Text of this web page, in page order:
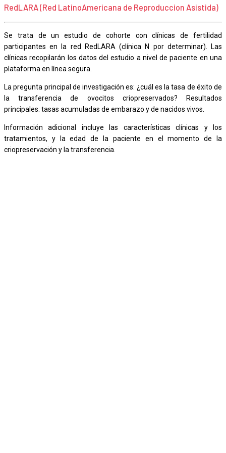
RedLARA (Red LatinoAmericana de Reproduccion Asistida)
Se trata de un estudio de cohorte con clínicas de fertilidad
participantes en la red RedLARA (clínica N por determinar). Las
clínicas recopilarán los datos del estudio a nivel de paciente en una
plataforma en línea segura.
La pregunta principal de investigación es: ¿cuál es la tasa de éxito de
la transferencia de ovocitos criopreservados? Resultados
principales: tasas acumuladas de embarazo y de nacidos vivos.
Información adicional incluye las características clínicas y los
tratamientos, y la edad de la paciente en el momento de la
criopreservación y la transferencia.